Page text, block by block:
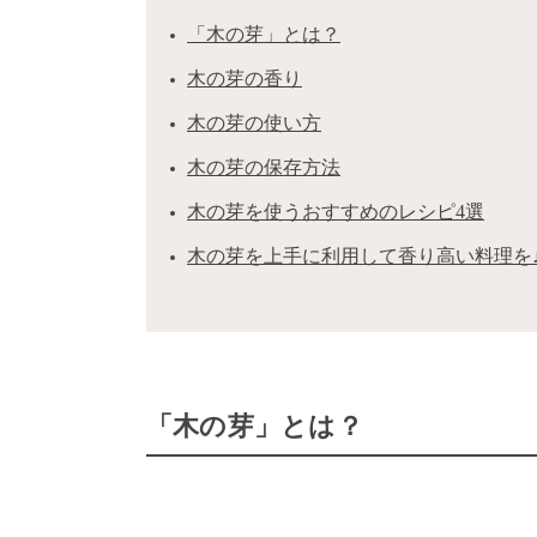
「木の芽」とは？
木の芽の香り
木の芽の使い方
木の芽の保存方法
木の芽を使うおすすめのレシピ4選
木の芽を上手に利用して香り高い料理を
「木の芽」とは？